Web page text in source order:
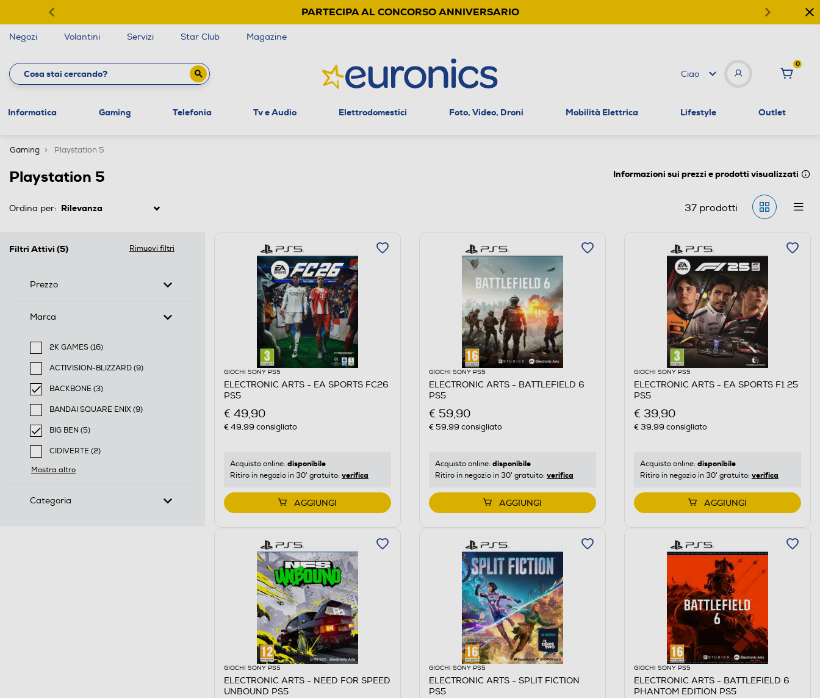
PARTECIPA AL CONCORSO ANNIVERSARIO
Negozi Volantini Servizi Star Club Magazine
Ciao
0
Informatica Gaming Telefonia Tv e Audio Elettrodomestici Foto, Video, Droni Mobilità Elettrica Lifestyle Outlet
Gaming Playstation 5
Playstation 5 Informazioni sui prezzi e prodotti visualizzati
Ordina per: 37prodotti
Filtri Attivi (5) Rimuovi filtri
Prezzo
Marca
2K GAMES (16)
Filtra per Marca: 2K GAMES
ACTIVISION-BLIZZARD (9)
Filtra per Marca: ACTIVISION-BLIZZARD
BACKBONE (3)
selected Filtro applicato per Marca: BACKBONE
BANDAI SQUARE ENIX (9)
Filtra per Marca: BANDAI SQUARE ENIX
BIG BEN (5)
selected Filtro applicato per Marca: BIG BEN
CIDIVERTE (2)
Filtra per Marca: CIDIVERTE
Mostra altro
Categoria
GIOCHI SONY PS5
ELECTRONIC ARTS - EA SPORTS FC26
PS5
€ 49,90
€ 49,99 consigliato
Acquisto online: disponibile
Ritiro in negozio in 30' gratuito: verifica
AGGIUNGI
GIOCHI SONY PS5
ELECTRONIC ARTS - BATTLEFIELD 6
PS5
€ 59,90
€ 59,99 consigliato
Acquisto online: disponibile
Ritiro in negozio in 30' gratuito: verifica
AGGIUNGI
GIOCHI SONY PS5
ELECTRONIC ARTS - EA SPORTS F1 25
PS5
€ 39,90
€ 39,99 consigliato
Acquisto online: disponibile
Ritiro in negozio in 30' gratuito: verifica
AGGIUNGI
GIOCHI SONY PS5
ELECTRONIC ARTS - NEED FOR SPEED
UNBOUND PS5
GIOCHI SONY PS5
ELECTRONIC ARTS - SPLIT FICTION
PS5
GIOCHI SONY PS5
ELECTRONIC ARTS - BATTLEFIELD 6
PHANTOM EDITION PS5